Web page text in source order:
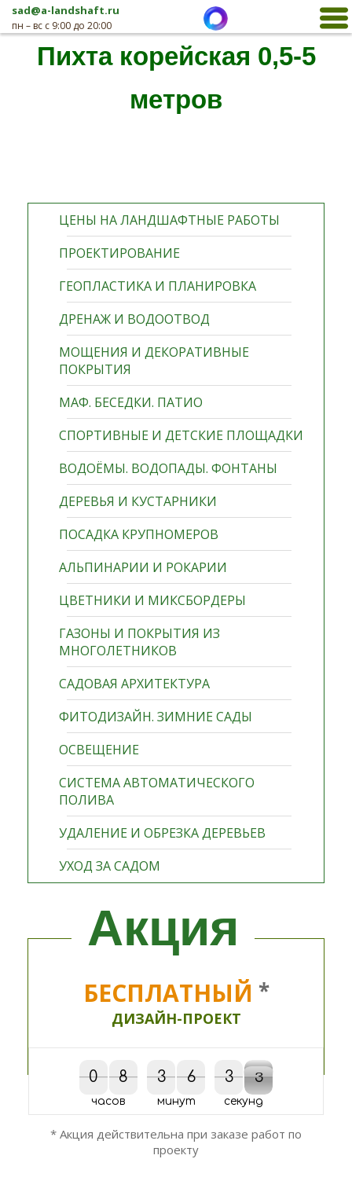
sad@a-landshaft.ru
пн – вс с 9:00 до 20:00
ЦЕНЫ НА ЛАНДШАФТНЫЕ РАБОТЫ
ПРОЕКТИРОВАНИЕ
ГЕОПЛАСТИКА И ПЛАНИРОВКА
ДРЕНАЖ И ВОДООТВОД
МОЩЕНИЯ И ДЕКОРАТИВНЫЕ
ПОКРЫТИЯ
МАФ. БЕСЕДКИ. ПАТИО
СПОРТИВНЫЕ И ДЕТСКИЕ ПЛОЩАДКИ
ВОДОЁМЫ. ВОДОПАДЫ. ФОНТАНЫ
ДЕРЕВЬЯ И КУСТАРНИКИ
ПОСАДКА КРУПНОМЕРОВ
АЛЬПИНАРИИ И РОКАРИИ
ЦВЕТНИКИ И МИКСБОРДЕРЫ
ГАЗОНЫ И ПОКРЫТИЯ ИЗ
МНОГОЛЕТНИКОВ
САДОВАЯ АРХИТЕКТУРА
ФИТОДИЗАЙН. ЗИМНИЕ САДЫ
ОСВЕЩЕНИЕ
СИСТЕМА АВТОМАТИЧЕСКОГО
ПОЛИВА
УДАЛЕНИЕ И ОБРЕЗКА ДЕРЕВЬЕВ
УХОД ЗА САДОМ
Акция
БЕСПЛАТНЫЙ *
ДИЗАЙН-ПРОЕКТ
0
0 8
8
часов
3
3 6
6
минут
3
3 3
2
2
3
секунд
* Акция действительна при заказе работ по
проекту
Пихта корейская 0,5-5
метров